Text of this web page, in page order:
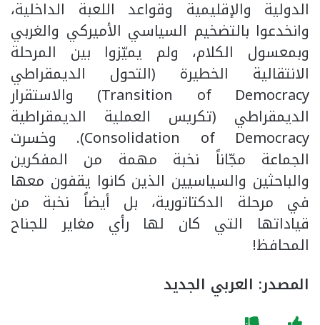
الدولية والإقليمية وقواعد اللعبة الداخلية،
وانخدعوا بالتضخيم السياسي الأميركي والغربي
وبمعسول الكلام، ولم يميّزوا بين المرحلة
الانتقالية الخطيرة (التحول الديمقراطي
Transition of Democracy) والاستقرار
الديمقراطي (تكريس العملية الديمقراطية
Consolidation of Democracy). وخسرت
الجماعة مجّاناً نخبة مهمة من المفكرين
والباحثين والسياسيين الذين كانوا يقفون معها
في مرحلة الدكتاتورية، بل أيضاً نخبة من
قياداتها التي كان لها رأي مغاير للجناح
المحافظ!
المصدر: العربي الجديد